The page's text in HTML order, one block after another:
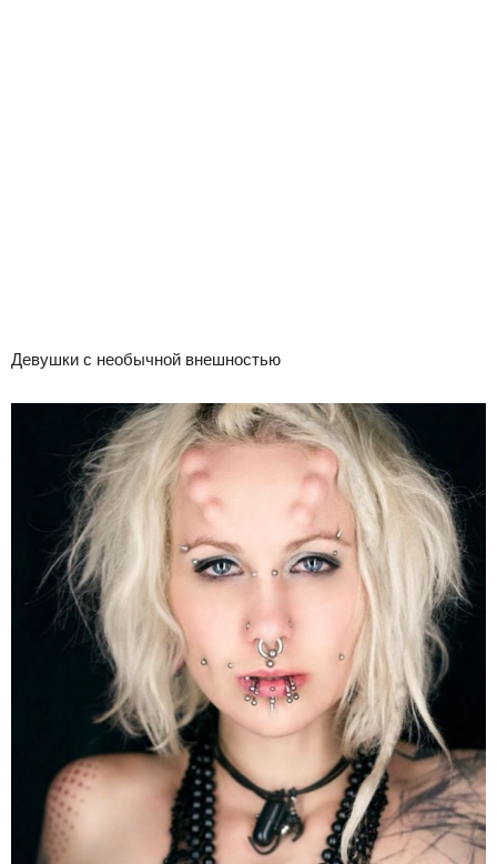
Девушки с необычной внешностью